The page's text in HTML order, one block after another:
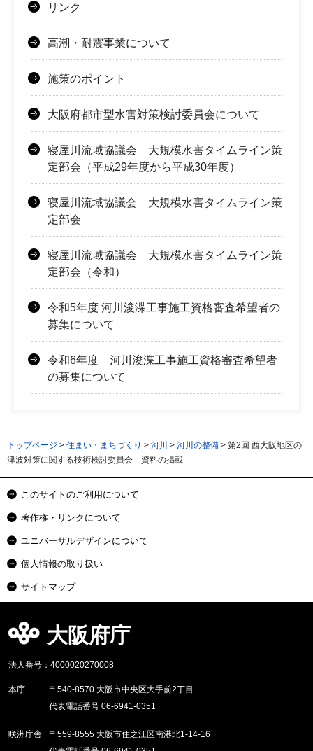
リンク
高潮・耐震事業について
施策のポイント
大阪府都市型水害対策検討委員会について
寝屋川流域協議会 大規模水害タイムライン策
定部会（平成29年度から平成30年度）
寝屋川流域協議会 大規模水害タイムライン策
定部会
寝屋川流域協議会 大規模水害タイムライン策
定部会（令和）
令和5年度 河川浚渫工事施工資格審査希望者の
募集について
令和6年度 河川浚渫工事施工資格審査希望者
の募集について
トップページ > 住まい・まちづくり > 河川 > 河川の整備 > 第2回 西大阪地区の
津波対策に関する技術検討委員会 資料の掲載
このサイトのご利用について
著作権・リンクについて
ユニバーサルデザインについて
個人情報の取り扱い
サイトマップ
大阪府庁
法人番号：4000020270008
本庁
〒540-8570 大阪市中央区大手前2丁目
代表電話番号 06-6941-0351
咲洲庁舎
〒559-8555 大阪市住之江区南港北1-14-16